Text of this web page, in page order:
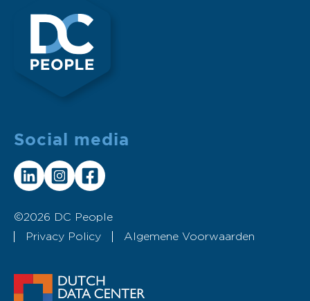
Social media
©2026 DC People
Privacy Policy
Algemene Voorwaarden